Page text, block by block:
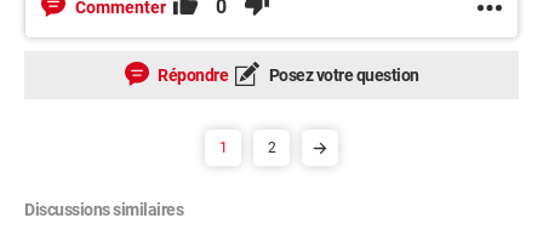
Commenter 0
Répondre Posez votre question
1 2
Discussions similaires